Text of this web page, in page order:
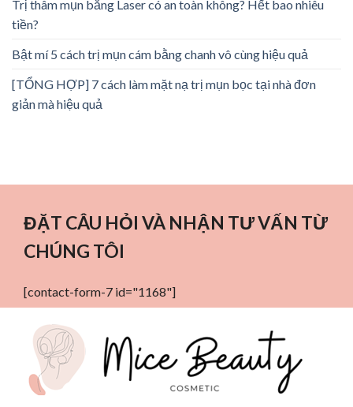
Trị thâm mụn bằng Laser có an toàn không? Hết bao nhiêu
tiền?
Bật mí 5 cách trị mụn cám bằng chanh vô cùng hiệu quả
[TỔNG HỢP] 7 cách làm mặt nạ trị mụn bọc tại nhà đơn
giản mà hiệu quả
ĐẶT CÂU HỎI VÀ NHẬN TƯ VẤN TỪ
CHÚNG TÔI
[contact-form-7 id="1168"]